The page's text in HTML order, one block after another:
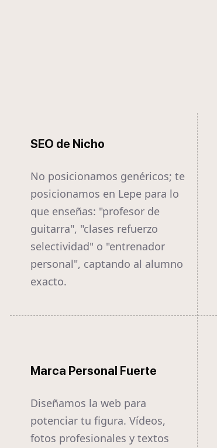
SEO de Nicho
No posicionamos genéricos; te
posicionamos en Lepe para lo
que enseñas: "profesor de
guitarra", "clases refuerzo
selectividad" o "entrenador
personal", captando al alumno
exacto.
Marca Personal Fuerte
Diseñamos la web para
potenciar tu figura. Vídeos,
fotos profesionales y textos